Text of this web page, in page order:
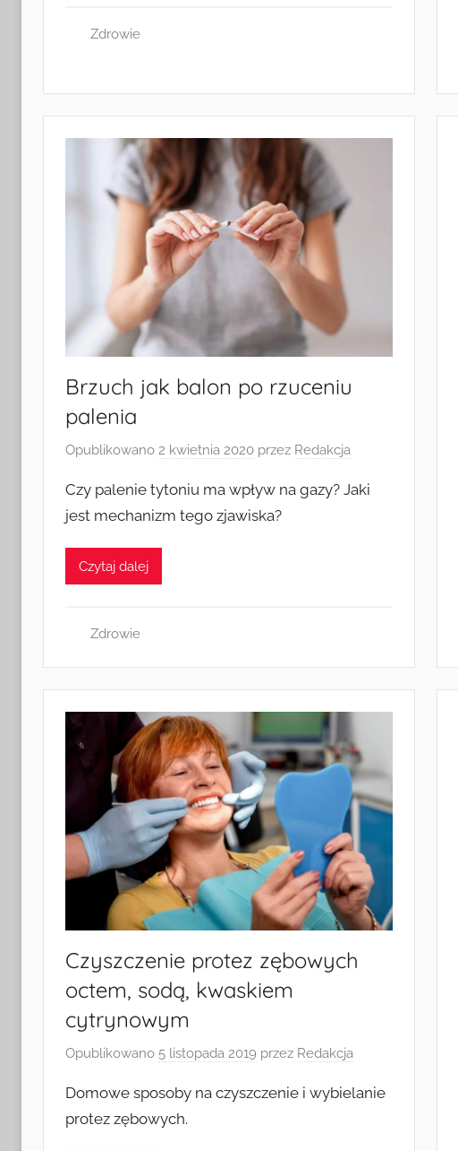
Zdrowie
Brzuch jak balon po rzuceniu
palenia
Opublikowano 2 kwietnia 2020 przez Redakcja
Czy palenie tytoniu ma wpływ na gazy? Jaki
jest mechanizm tego zjawiska?
Czytaj dalej
Zdrowie
Czyszczenie protez zębowych
octem, sodą, kwaskiem
cytrynowym
Opublikowano 5 listopada 2019 przez Redakcja
Domowe sposoby na czyszczenie i wybielanie
protez zębowych.